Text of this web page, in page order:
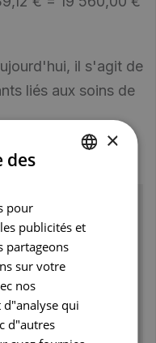
il s'agit de
liés aux soins de
- notre
été
et renforcer
de soins
×
des
pour
publicités et
partageons
sur votre
nos
qui
d"autres